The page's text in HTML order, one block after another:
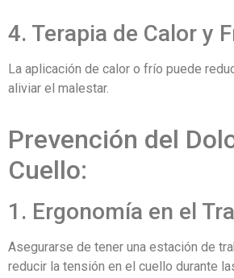
4. Terapia de Calor y
La aplicación de calor o frío puede
aliviar el malestar.
Prevención del
Cuello:
1. Ergonomía en el
Asegurarse de tener una estación de
reducir la tensión en el cuello durante